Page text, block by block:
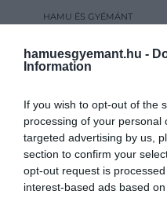
hamuesgyemant.hu -
Information
If you wish to opt-out of the
processing of your personal
targeted advertising by us,
section to confirm your
opt-out request is
interest-based ads based
pattanni a
az ottani
HAMU ÉS GYÉMÁNT